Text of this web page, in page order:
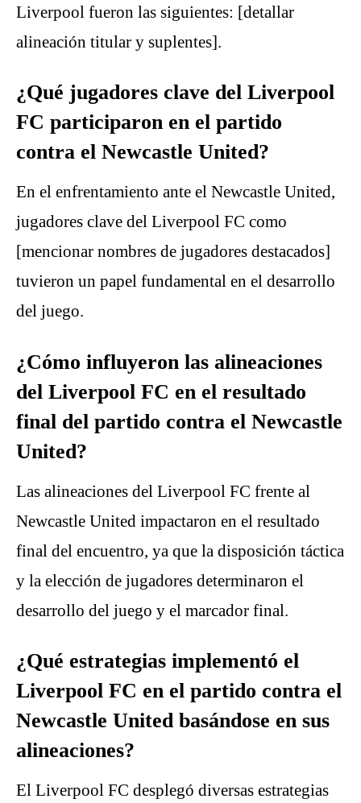
Liverpool fueron las siguientes: [detallar
alineación titular y suplentes].
¿Qué jugadores clave del Liverpool
FC participaron en el partido
contra el Newcastle United?
En el enfrentamiento ante el Newcastle United,
jugadores clave del Liverpool FC como
[mencionar nombres de jugadores destacados]
tuvieron un papel fundamental en el desarrollo
del juego.
¿Cómo influyeron las alineaciones
del Liverpool FC en el resultado
final del partido contra el Newcastle
United?
Las alineaciones del Liverpool FC frente al
Newcastle United impactaron en el resultado
final del encuentro, ya que la disposición táctica
y la elección de jugadores determinaron el
desarrollo del juego y el marcador final.
¿Qué estrategias implementó el
Liverpool FC en el partido contra el
Newcastle United basándose en sus
alineaciones?
El Liverpool FC desplegó diversas estrategias